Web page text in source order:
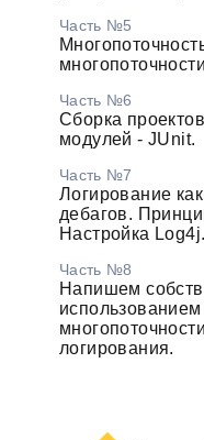
Часть №5
Часть №6
Сборка
модулей - JUnit.
Часть №7
Логирование
дебагов.
Настройка Log4j.
Часть №8
Напишем
логирования.